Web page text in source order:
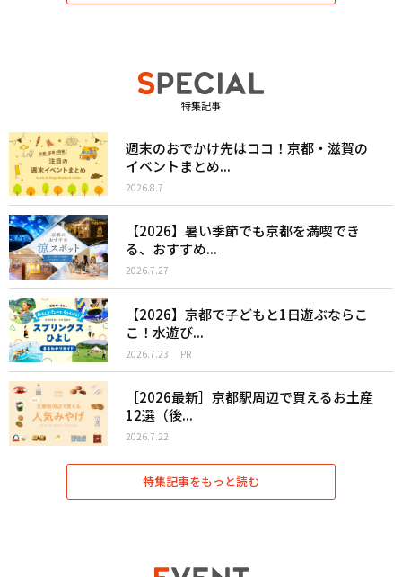
特集記事
週末のおでかけ先はココ！京都・滋賀の
イベントまとめ...
2026.8.7
【2026】暑い季節でも京都を満喫でき
る、おすすめ...
2026.7.27
【2026】京都で子どもと1日遊ぶならこ
こ！水遊び...
2026.7.23 PR
［2026最新］京都駅周辺で買えるお土産
12選（後...
2026.7.22
特集記事をもっと読む